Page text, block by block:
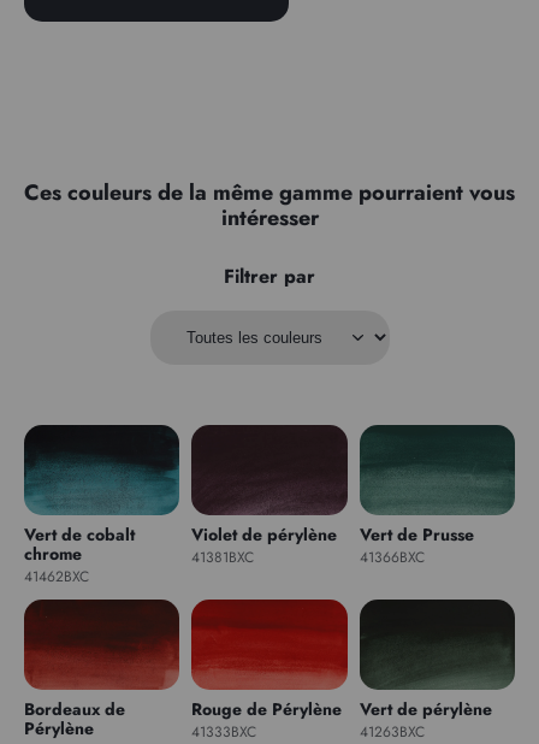
Ces couleurs de la même gamme pourraient vous
intéresser
Filtrer par
Vert de cobalt
chrome
41462BXC
Violet de pérylène
41381BXC
Vert de Prusse
41366BXC
Bordeaux de
Pérylène
Rouge de Pérylène
41333BXC
Vert de pérylène
41263BXC